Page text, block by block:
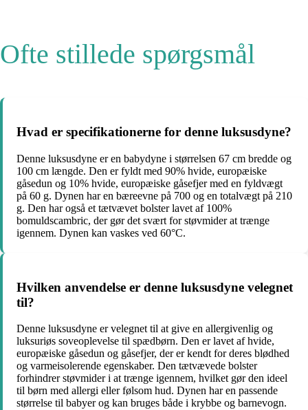
Ofte stillede spørgsmål
Hvad er specifikationerne for denne luksusdyne?
Denne luksusdyne er en babydyne i størrelsen 67 cm bredde og
100 cm længde. Den er fyldt med 90% hvide, europæiske
gåsedun og 10% hvide, europæiske gåsefjer med en fyldvægt
på 60 g. Dynen har en bæreevne på 700 og en totalvægt på 210
g. Den har også et tætvævet bolster lavet af 100%
bomuldscambric, der gør det svært for støvmider at trænge
igennem. Dynen kan vaskes ved 60°C.
Hvilken anvendelse er denne luksusdyne velegnet
til?
Denne luksusdyne er velegnet til at give en allergivenlig og
luksuriøs soveoplevelse til spædbørn. Den er lavet af hvide,
europæiske gåsedun og gåsefjer, der er kendt for deres blødhed
og varmeisolerende egenskaber. Den tætvævede bolster
forhindrer støvmider i at trænge igennem, hvilket gør den ideel
til børn med allergi eller følsom hud. Dynen har en passende
størrelse til babyer og kan bruges både i krybbe og barnevogn.